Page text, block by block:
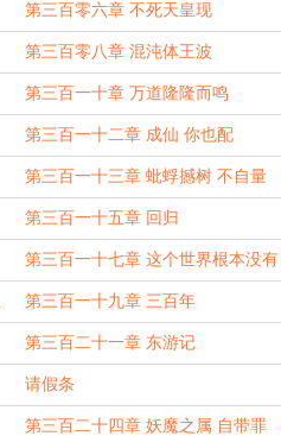
第三百零六章 不死天皇现
第三百零八章 混沌体王波
第三百一十章 万道隆隆而鸣
第三百一十二章 成仙 你也配
第三百一十三章 蚍蜉撼树 不自量
第三百一十五章 回归
第三百一十七章 这个世界根本没有
正确的选择
第三百一十九章 三百年
第三百二十一章 东游记
请假条
第三百二十四章 妖魔之属 自带罪